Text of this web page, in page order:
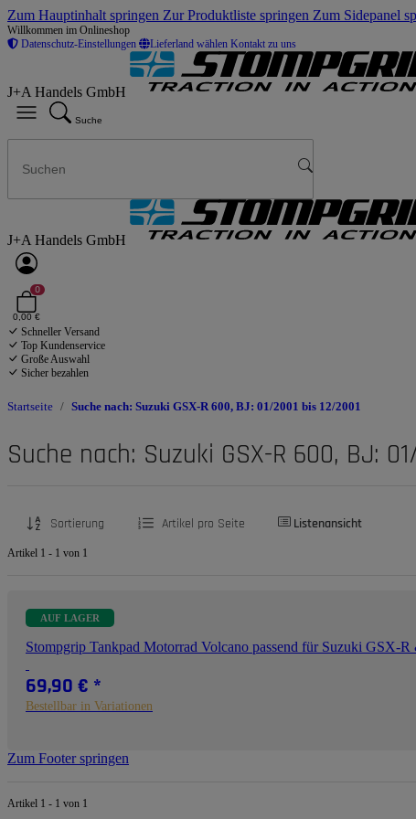
Zum Hauptinhalt springen Zur Produktliste springen Zum Sidepanel
Willkommen im Onlineshop
Datenschutz-Einstellungen
Lieferland wählen Kontakt zu uns
J+A Handels GmbH
Suche
J+A Handels GmbH
0
0,00 €
Schneller Versand
Top Kundenservice
Große Auswahl
Sicher bezahlen
Startseite Suche nach: Suzuki GSX-R 600, BJ: 01/2001 bis 12/2001
Suche nach: Suzuki GSX-R 600, BJ:
Sortierung Artikel pro Seite Listenansicht
Artikel 1 - 1 von 1
AUF LAGER
Stompgrip Tankpad Motorrad Volcano passend für Suzuki GSX-
69,90 € *
Bestellbar in Variationen
Zum Footer springen
Artikel 1 - 1 von 1